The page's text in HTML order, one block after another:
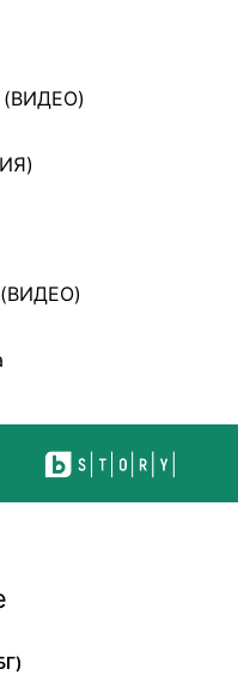
(ВИДЕО)
(ВИДЕО)